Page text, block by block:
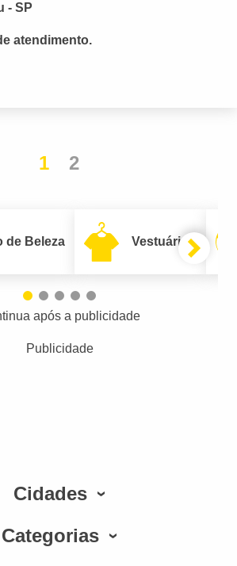
- SP
atendimento.
1 2
de Beleza Vestuário
após a publicidade
Publicidade
Cidades
Categorias